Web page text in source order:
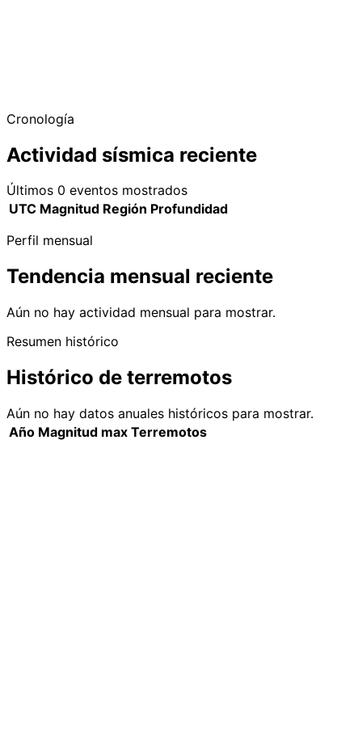
Cronología
Actividad sísmica reciente
Últimos 0 eventos mostrados
UTC Magnitud Región Profundidad
Perfil mensual
Tendencia mensual reciente
Aún no hay actividad mensual para mostrar.
Resumen histórico
Histórico de terremotos
Aún no hay datos anuales históricos para mostrar.
Año Magnitud max Terremotos